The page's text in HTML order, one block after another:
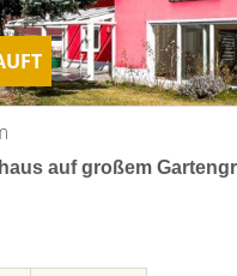
auf großem